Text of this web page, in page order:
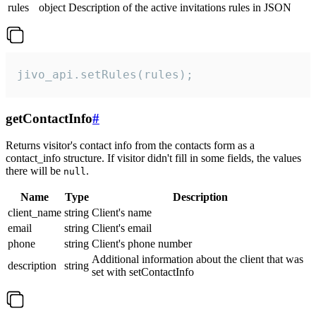
rules
object Description of the active invitations rules in JSON
jivo_api.setRules(rules);
getContactInfo#
Returns visitor's contact info from the contacts form as a
contact_info structure. If visitor didn't fill in some fields, the values
there will be null.
Name Type
Description
client_name string Client's name
email
string Client's email
phone
string Client's phone number
description
string
Additional information about the client that was
set with setContactInfo